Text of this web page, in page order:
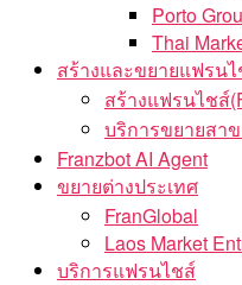
Porto
Thai
สร้างและขยายแฟรน
สร้างแฟรนไชส์
บริการขยายสา
Franzbot AI Agent
ขยายต่างประเทศ
FranGlobal
Laos Market
บริการแฟรนไชส์